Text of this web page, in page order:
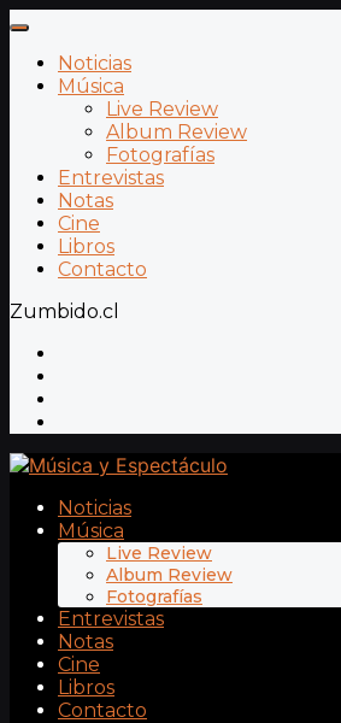
Noticias
Música
Live Review
Album Review
Fotografías
Entrevistas
Notas
Cine
Libros
Contacto
Zumbido.cl
Noticias
Música
Live Review
Album Review
Fotografías
Entrevistas
Notas
Cine
Libros
Contacto